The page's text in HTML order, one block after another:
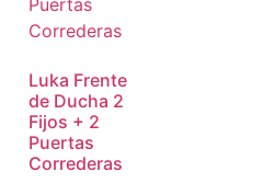
Luka Frente
de Ducha 2
Fijos + 2
Puertas
Correderas